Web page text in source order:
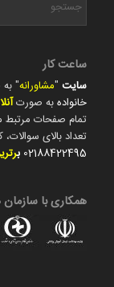
ساعت کار
سایت"مشاورانه" به صورت
خانوادهبه صورت
تمام صفحات مرتبط
تعداد بالای
02188422495 ب
همکاری با